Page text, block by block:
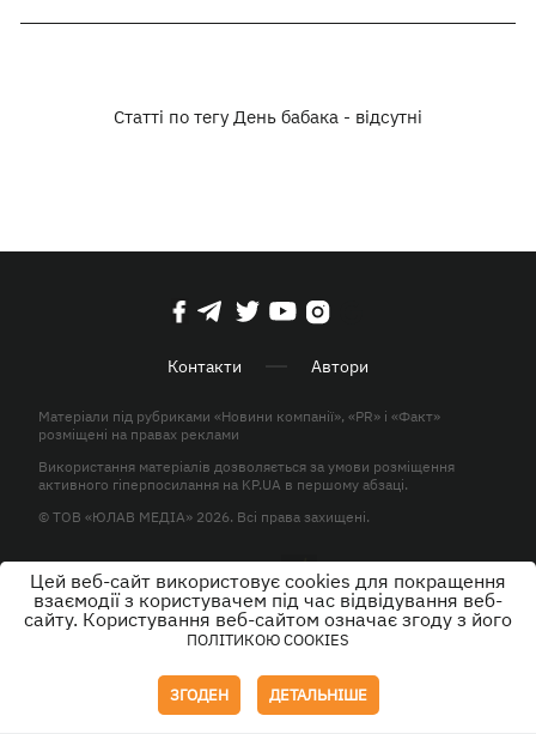
Статті по тегу День бабака - відсутні
Контакти Автори
Матеріали під рубриками «Новини компанії», «PR» і «Факт»
розміщені на правах реклами
Використання матеріалів дозволяється за умови розміщення
активного гіперпосилання на KP.UA в першому абзаці.
© ТОВ «ЮЛАВ МЕДІА» 2026. Всі права захищені.
Дизайн
Цей веб-сайт використовує cookies для покращення
взаємодії з користувачем під час відвідування веб-
сайту. Користування веб-сайтом означає згоду з його
ПОЛІТИКОЮ COOKIES
ЗГОДЕН ДЕТАЛЬНІШЕ